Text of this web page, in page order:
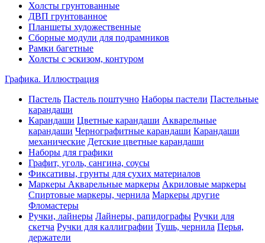
Холсты грунтованные
ДВП грунтованное
Планшеты художественные
Сборные модули для подрамников
Рамки багетные
Холсты c эскизом, контуром
Графика. Иллюстрация
Пастель Пастель поштучно Наборы пастели Пастельные
карандаши
Карандаши Цветные карандаши Акварельные
карандаши Чернографитные карандаши Карандаши
механические Детские цветные карандаши
Наборы для графики
Графит, уголь, сангина, соусы
Фиксативы, грунты для сухих материалов
Маркеры Акварельные маркеры Акриловые маркеры
Спиртовые маркеры, чернила Маркеры другие
Фломастеры
Ручки, лайнеры Лайнеры, рапидографы Ручки для
скетча Ручки для каллиграфии Тушь, чернила Перья,
держатели